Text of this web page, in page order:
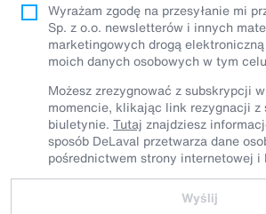
Wyrażam zgodę na przesyłanie mi
Sp. z o.o. newsletterów i innych
marketingowych drogą
moich danych osobowych w tym
Możesz zrezygnować z subskrypcji
momencie, klikając link rezygnacji z
biuletynie. Tutaj znajdziesz
sposób DeLaval przetwarza dane
pośrednictwem strony internetowej i
Wyślij